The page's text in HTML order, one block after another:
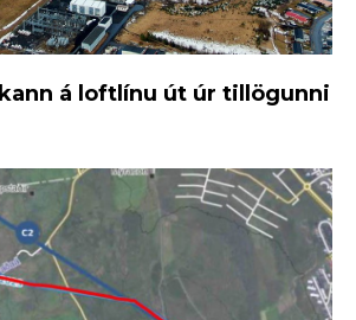
á loftlínu út úr tillögunni